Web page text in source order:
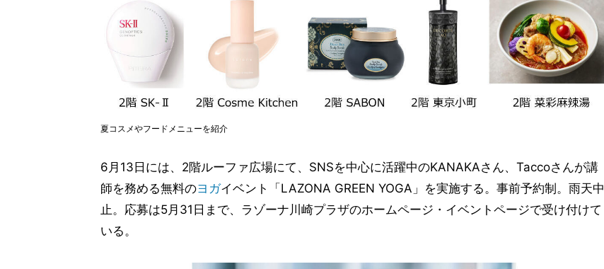
夏コスメやフードメニューを紹介
6月13日には、2階ルーファ広場にて、SNSを中心に活躍中のKANAKAさん、Taccoさんが講
師を務める無料のヨガイベント「LAZONA GREEN YOGA」を実施する。事前予約制。雨天中
止。応募は5月31日まで、ラゾーナ川崎プラザのホームページ・イベントページで受け付けて
いる。